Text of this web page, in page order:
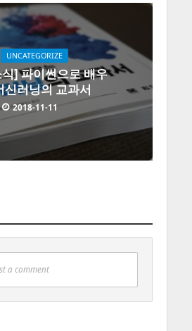
UNCATEGORIZE
] 파이썬으로 배우
신러닝의 교과서
2018-11-11
a comment